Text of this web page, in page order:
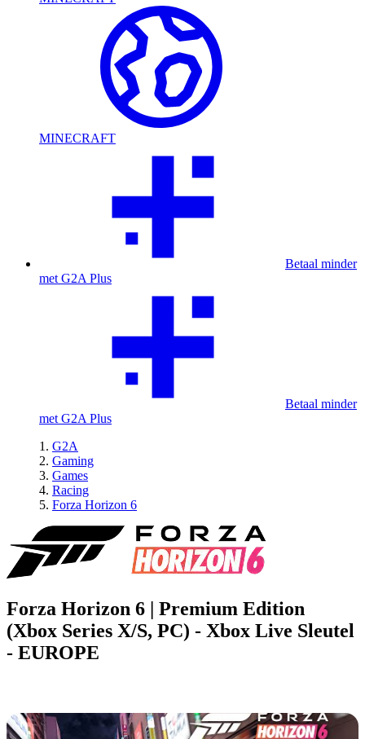
MINECRAFT
Betaal minder
met G2A Plus
Betaal minder
met G2A Plus
G2A
Gaming
Games
Racing
Forza Horizon 6
Forza Horizon 6 | Premium Edition
(Xbox Series X/S, PC) - Xbox Live Sleutel
- EUROPE